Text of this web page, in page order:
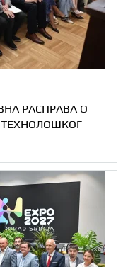
РАСПРАВА О
ТЕХНОЛОШКОГ